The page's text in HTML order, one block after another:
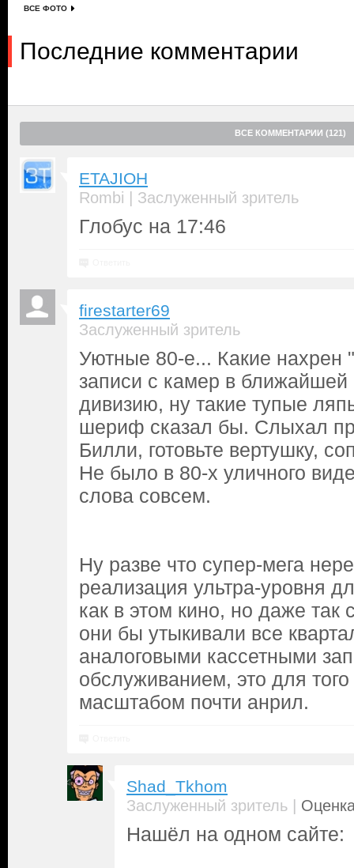
ВСЕ ФОТО
Последние комментарии
ВСЕ КОММЕНТАРИИ (121)
ETAJIOH
Rombi | Заслуженный зритель
Глобус на 17:46
firestarter69
Заслуженный зритель
Уютные 80-е... Какие
записи с камер в ближайшей
дивизию, ну такие тупые
шериф сказал бы. Слыхал
Билли, готовьте вертушку,
Не было в 80-х уличного
слова совсем.
Ну разве что супер-мега
реализация ультра-уровня
как в этом кино, но даже так
они бы утыкивали все
аналоговыми кассетными
обслуживанием, это для
масштабом почти анрил.
Shad_Tkhom
Заслуженный зритель |
Нашёл на одном сайте: